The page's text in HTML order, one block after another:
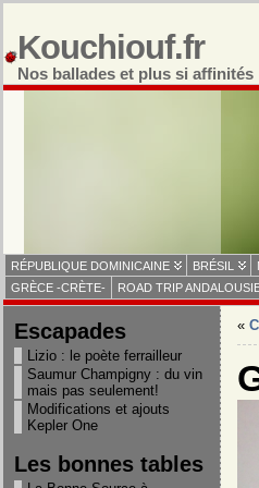
Kouchiouf.fr
Nos ballades et plus si affinités
RÉPUBLIQUE DOMINICAINE BRÉSIL
GRÈCE -CRÈTE-
ROAD TRIP
Escapades
Lizio : le poète ferrailleur
Saumur Champigny : du vin
mais pas seulement!
Modifications et ajouts
Kepler One
Les bonnes tables
«